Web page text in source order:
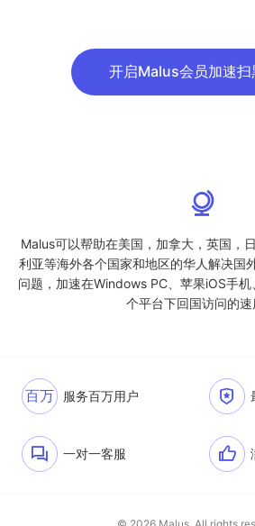
开启Malus会员加速扫
Malus可以帮助在美国，加拿大，英国，
利亚等海外各个国家和地区的华人解决国
问题，加速在Windows PC、苹果iOS手
个平台下回国访问的速
百万 服务百万用户
一对一客服